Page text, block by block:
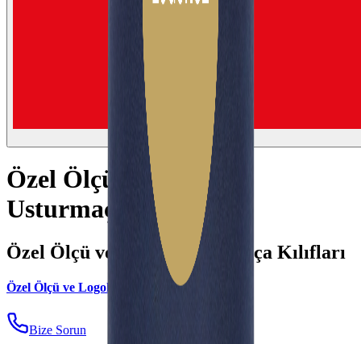
Özel Ölçü ve Logolu
Usturmaça Kılıfları
Özel Ölçü ve Logolu Usturmaça Kılıfları
Özel Ölçü ve Logolu Usturmaça Kılıfı
Bize Sorun